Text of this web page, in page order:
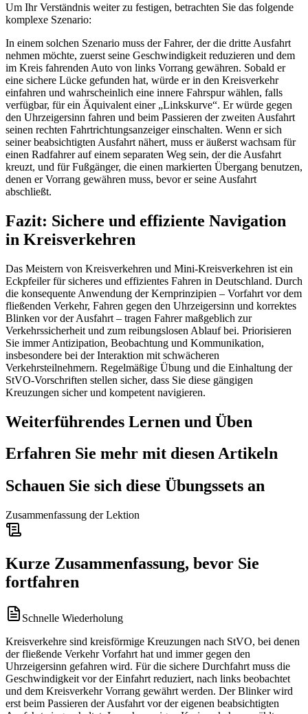
Um Ihr Verständnis weiter zu festigen, betrachten Sie das folgende
komplexe Szenario:
In einem solchen Szenario muss der Fahrer, der die dritte Ausfahrt
nehmen möchte, zuerst seine Geschwindigkeit reduzieren und dem
im Kreis fahrenden Auto von links Vorrang gewähren. Sobald er
eine sichere Lücke gefunden hat, würde er in den Kreisverkehr
einfahren und wahrscheinlich eine innere Fahrspur wählen, falls
verfügbar, für ein Äquivalent einer „Linkskurve“. Er würde gegen
den Uhrzeigersinn fahren und beim Passieren der zweiten Ausfahrt
seinen rechten Fahrtrichtungsanzeiger einschalten. Wenn er sich
seiner beabsichtigten Ausfahrt nähert, muss er äußerst wachsam für
einen Radfahrer auf einem separaten Weg sein, der die Ausfahrt
kreuzt, und für Fußgänger, die einen markierten Übergang benutzen,
denen er Vorrang gewähren muss, bevor er seine Ausfahrt
abschließt.
Fazit: Sichere und effiziente Navigation
in Kreisverkehren
Das Meistern von Kreisverkehren und Mini-Kreisverkehren ist ein
Eckpfeiler für sicheres und effizientes Fahren in Deutschland. Durch
die konsequente Anwendung der Kernprinzipien – Vorfahrt vor dem
fließenden Verkehr, Fahren gegen den Uhrzeigersinn und korrektes
Blinken vor der Ausfahrt – tragen Fahrer maßgeblich zur
Verkehrssicherheit und zum reibungslosen Ablauf bei. Priorisieren
Sie immer Antizipation, Beobachtung und Kommunikation,
insbesondere bei der Interaktion mit schwächeren
Verkehrsteilnehmern. Regelmäßige Übung und die Einhaltung der
StVO-Vorschriften stellen sicher, dass Sie diese gängigen
Kreuzungen sicher und kompetent navigieren.
Weiterführendes Lernen und Üben
Erfahren Sie mehr mit diesen Artikeln
Schauen Sie sich diese Übungssets an
Zusammenfassung der Lektion
Kurze Zusammenfassung, bevor Sie
fortfahren
Schnelle Wiederholung
Kreisverkehre sind kreisförmige Kreuzungen nach StVO, bei denen
der fließende Verkehr Vorfahrt hat und immer gegen den
Uhrzeigersinn gefahren wird. Für die sichere Durchfahrt muss die
Geschwindigkeit vor der Einfahrt reduziert, nach links beobachtet
und dem Kreisverkehr Vorrang gewährt werden. Der Blinker wird
erst beim Passieren der Ausfahrt vor der eigenen beabsichtigten